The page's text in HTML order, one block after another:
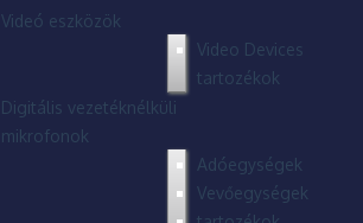
Videó eszközök
Video Devices
tartozékok
Digitális vezetéknélküli
mikrofonok
Adóegységek
Vevőegységek